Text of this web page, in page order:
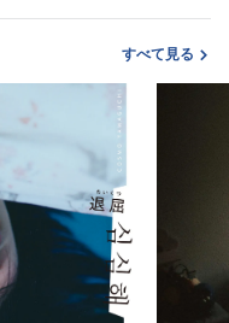
すべて見る